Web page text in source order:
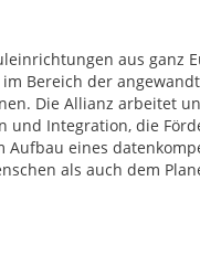
aus ganz
Bereich der
Die Allianz arbeitet
Integration, die
Aufbau eines
als auch dem